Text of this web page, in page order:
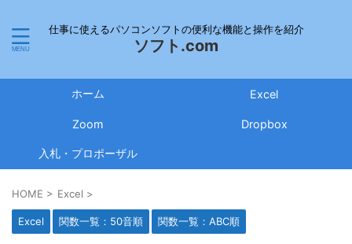
仕事に使えるパソコンソフトの便利な機能と操作を紹介
ソフト.com
ホーム Excel
Zoom Dropbox
入札・プロポーザル
HOME > Excel >
Excel 関数一覧：50音順 関数一覧：ABC順